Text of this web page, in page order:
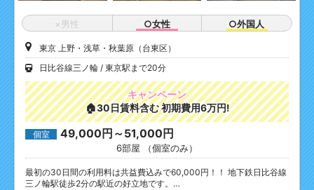
×男性 ○女性 ○外国人
東京 上野・浅草・秋葉原（台東区）
日比谷線三ノ輪
東京駅まで20分
キャンペーン
🏠30日賃料含む 初期費用6万円!
個室 49,000円～51,000円
6部屋 （個室のみ）
最初の30日間の利用料は共益費込みで60,000円！！ 地下鉄日比谷線
三ノ輪駅徒歩2分の駅近の好立地です。…